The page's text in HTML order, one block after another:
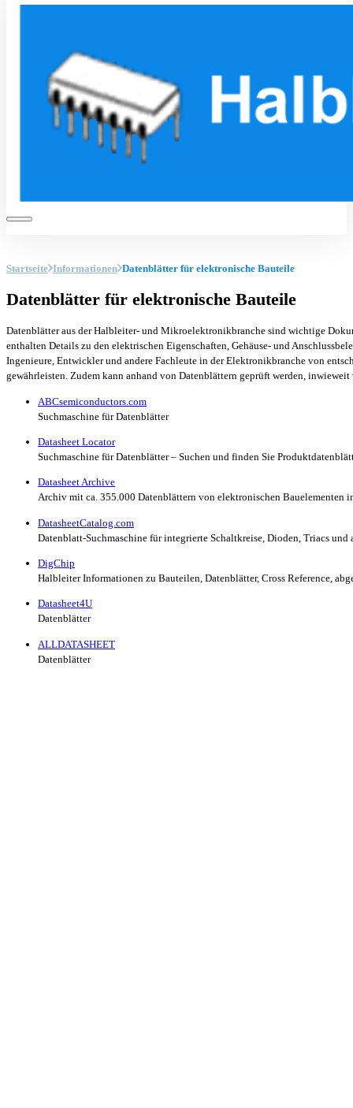
Startseite Informationen Datenblätter für elektronische Bauteile
Datenblätter für elektronische Bauteile
Datenblätter aus der Halbleiter- und Mikroelektronikbranche sind wichtige
enthalten Details zu den elektrischen Eigenschaften, Gehäuse- und
Ingenieure, Entwickler und andere Fachleute in der Elektronikbranche von
gewährleisten. Zudem kann anhand von Datenblättern geprüft werden,
ABCsemiconductors.com
Suchmaschine für Datenblätter
Datasheet Locator
Suchmaschine für Datenblätter – Suchen und finden Sie
Datasheet Archive
Archiv mit ca. 355.000 Datenblättern von elektronischen Bauelementen
DatasheetCatalog.com
Datenblatt-Suchmaschine für integrierte Schaltkreise, Dioden, Triacs und
DigChip
Halbleiter Informationen zu Bauteilen, Datenblätter, Cross Reference,
Datasheet4U
Datenblätter
ALLDATASHEET
Datenblätter